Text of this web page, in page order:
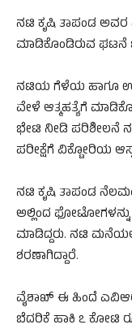
ನಟಿ ಕೃಷಿ ತಾಪಂಡ
ಮಾಡಿಕೊಂಡಿರುವ ಘಟನೆ
ನಟಿಯ ಗೆಳೆಯ ಹಾಗೂ
ವೇಳೆ ಆತ್ಮಹತ್ಯೆಗೆ
ಭೇಟಿ ನೀಡಿ ಪರಿಶೀಲನೆ
ಪರೀಕ್ಷೆಗೆ ವಿಕ್ಟೋರಿಯ
ನಟಿ ಕೃಷಿ ತಾಪಂಡ
ಅಲ್ಲಿಂದ
ಮಾಡಿದ್ದರು. ನಟಿ
ಶರಣಾಗಿದ್ದಾರೆ.
ವೈಶಾಖ್ ಈ ಹಿಂದೆ
ಬೆದರಿಕೆ ಹಾಕಿ ೭ ಕೋಟಿ